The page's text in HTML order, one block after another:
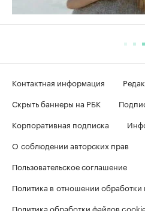
Контактная информация
Скрыть баннеры на РБК
Корпоративная подписка
О соблюдении авторских прав
Пользовательское соглашение
Политика в отношении
Политика обработки файлов